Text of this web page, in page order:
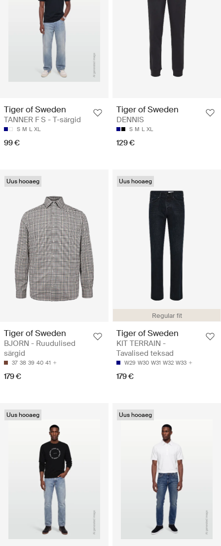
Tiger of Sweden
TANNER F S - T-särgid
S M L XL
99 €
Tiger of Sweden
DENNIS
S M L XL
129 €
Uus hooaeg
Tiger of Sweden
BJORN - Ruudulised
särgid
37 38 39 40 41
179 €
Regular fit
Uus hooaeg
Tiger of Sweden
KIT TERRAIN -
Tavalised teksad
W29 W30 W31 W32 W33
179 €
Uus hooaeg Uus hooaeg